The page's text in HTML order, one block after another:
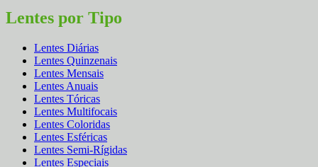
Lentes por Tipo
Lentes Diárias
Lentes Quinzenais
Lentes Mensais
Lentes Anuais
Lentes Tóricas
Lentes Multifocais
Lentes Coloridas
Lentes Esféricas
Lentes Semi-Rígidas
Lentes Especiais